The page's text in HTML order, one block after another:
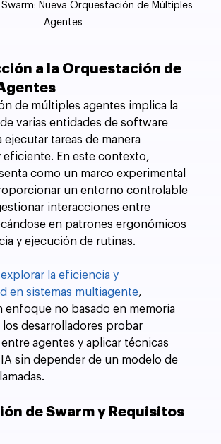
Nueva Orquestación de Múltiples
Agentes
a la Orquestación de
de múltiples agentes implica la
varias entidades de software
ejecutar tareas de manera
eficiente. En este contexto,
como un marco experimental
un entorno controlable
interacciones entre
en patrones ergonómicos
y ejecución de rutinas.
explorar la eficiencia y
en sistemas multiagente,
enfoque no basado en memoria
desarrolladores probar
agentes y aplicar técnicas
IA sin depender de un modelo de
de Swarm y Requisitos